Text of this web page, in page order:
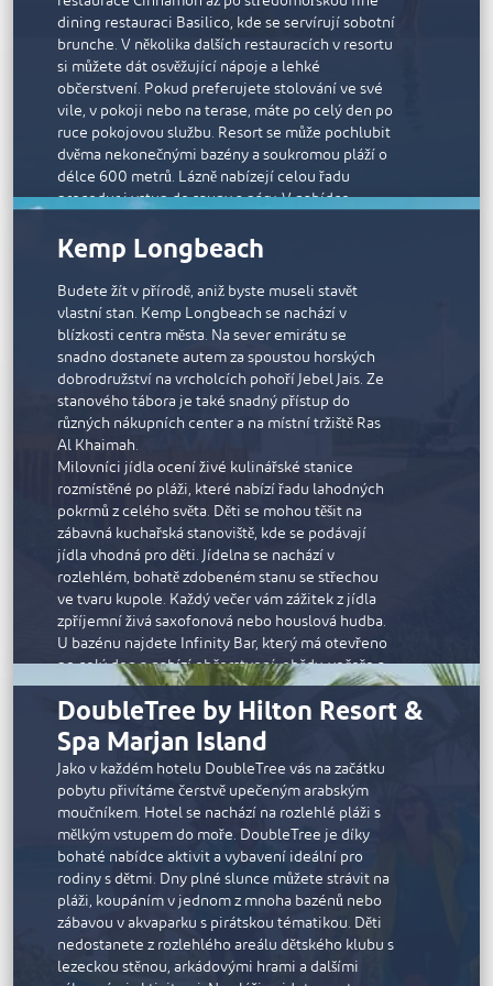
dining restauraci Basilico, kde se servírují sobotní
brunche. V několika dalších restauracích v resortu
si můžete dát osvěžující nápoje a lehké
občerstvení. Pokud preferujete stolování ve své
vile, v pokoji nebo na terase, máte po celý den po
ruce pokojovou službu. Resort se může pochlubit
dvěma nekonečnými bazény a soukromou pláží o
délce 600 metrů. Lázně nabízejí celou řadu
procedur i vstup do sauny a páry. V nabídce
nechybí ani pravidelná zábava pro rodiny s dětmi,
nabídka vodních sportů, dětský bazén a celá řada
fitness aktivit.
Kemp Longbeach
Budete žít v přírodě, aniž byste museli stavět
vlastní stan. Kemp Longbeach se nachází v
blízkosti centra města. Na sever emirátu se
snadno dostanete autem za spoustou horských
dobrodružství na vrcholcích pohoří Jebel Jais. Ze
stanového tábora je také snadný přístup do
různých nákupních center a na místní tržiště Ras
Al Khaimah.
Milovníci jídla ocení živé kulinářské stanice
rozmístěné po pláži, které nabízí řadu lahodných
pokrmů z celého světa. Děti se mohou těšit na
zábavná kuchařská stanoviště, kde se podávají
jídla vhodná pro děti. Jídelna se nachází v
rozlehlém, bohatě zdobeném stanu se střechou
ve tvaru kupole. Každý večer vám zážitek z jídla
zpříjemní živá saxofonová nebo houslová hudba.
U bazénu najdete Infinity Bar, který má otevřeno
po celý den a nabízí občerstvení, obědy, večeře a
nápoje.
K dispozici je celá řada aktivit spojených s
kempováním a dalších oblíbených činností včetně
stolního tenisu, boccie, badmintonu a volejbalu.
Děti si užijí pouštění draků, naučí se pár kroků salsy
a zahrají si na kalimbu, tradiční zimbabwský
hudební nástroj. V nabídce je také spousta aktivit
zaměřených na rozvoj ducha, jako je jóga při
východu slunce, lukostřelba, výroba keramiky
nebo ruční vyšívání.
DoubleTree by Hilton Resort &
Spa Marjan Island
Jako v každém hotelu DoubleTree vás na začátku
pobytu přivítáme čerstvě upečeným arabským
moučníkem. Hotel se nachází na rozlehlé pláži s
mělkým vstupem do moře. DoubleTree je díky
bohaté nabídce aktivit a vybavení ideální pro
rodiny s dětmi. Dny plné slunce můžete strávit na
pláži, koupáním v jednom z mnoha bazénů nebo
zábavou v akvaparku s pirátskou tématikou. Děti
nedostanete z rozlehlého areálu dětského klubu s
lezeckou stěnou, arkádovými hrami a dalšími